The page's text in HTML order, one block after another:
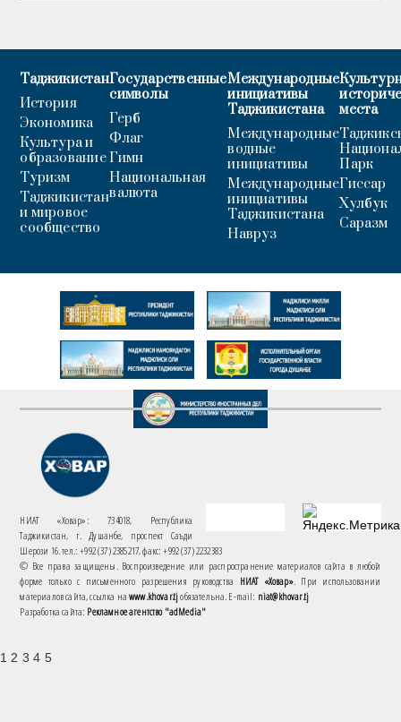
Таджикистан
История
Экономика
Культура и
образование
Туризм
Таджикистан
и мировое
сообщество
Государственные
символы
Герб
Флаг
Гимн
Национальная
валюта
Международные
инициативы
Таджикистана
Международные
водные
инициативы
Международные
инициативы
Таджикистана
Навруз
места
Парк
Гиссар
Хулбук
Саразм
НИАТ «Ховар»: 734018, Республика
Таджикистан, г. Душанбе, проспект Саъди
Шерози 16. тел.: +992 (37) 2385217, факс: +992 (37) 2232383
© Все права защищены. Воспроизведение или распространение материалов сайта в любой
форме только с письменного разрешения руководства НИАТ «Ховар». При использовании
материалов сайта, ссылка наwww.khovar.tjобязательна. E-mail: niat@khovar.tj
Разработка сайта: Рекламное агентство "adMedia"
1 2 3 4 5